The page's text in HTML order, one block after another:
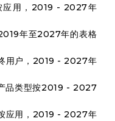
应用，2019 - 2027年
年至2027年的表格
用户，2019 - 2027年
品类型按2019 - 2027
应用，2019 - 2027年